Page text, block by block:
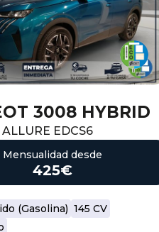
3008 HYBRID
ALLURE EDCS6
Mensualidad desde
425€
(Gasolina) 145 CV